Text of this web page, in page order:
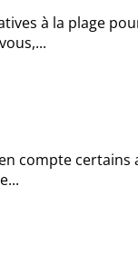
à la plage
compte certains